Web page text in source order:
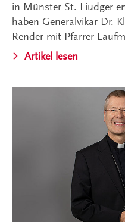
in Münster St. Liudger
haben Generalvikar Dr.
Render mit Pfarrer
Artikel lesen